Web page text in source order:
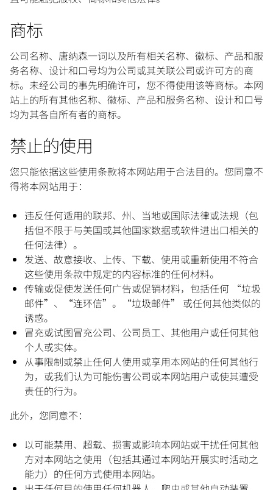
商标
公司名称、唐纳森一词以及所有相关名称、徽标、产品和服
务名称、设计和口号均为公司或其关联公司或许可方的商
标。未经公司的事先明确许可，您不得使用该等商标。本网
站上的所有其他名称、徽标、产品和服务名称、设计和口号
均为其各自所有者的商标。
禁止的使用
您只能依据这些使用条款将本网站用于合法目的。您同意不
得将本网站用于：
违反任何适用的联邦、州、当地或国际法律或法规（包
括但不限于与美国或其他国家数据或软件进出口相关的
任何法律）。
发送、故意接收、上传、下载、使用或重新使用不符合
这些使用条款中规定的内容标准的任何材料。
传输或促使发送任何广告或促销材料，包括任何 “垃圾
邮件”、“连环信”。“垃圾邮件” 或任何其他类似的
诱惑。
冒充或试图冒充公司、公司员工、其他用户或任何其他
个人或实体。
从事限制或禁止任何人使用或享用本网站的任何其他行
为，或我们认为可能伤害公司或本网站用户或使其遭受
责任的行为。
此外，您同意不：
以可能禁用、超载、损害或影响本网站或干扰任何其他
方对本网站之使用（包括其通过本网站开展实时活动之
能力）的任何方式使用本网站。